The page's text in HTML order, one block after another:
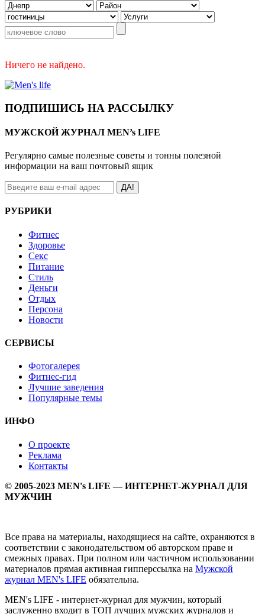
Ничего не найдено.
ПОДПИШИСЬ НА РАССЫЛКУ
МУЖСКОЙ ЖУРНАЛ MEN’s LIFE
Регулярно самые полезные советы и тонны полезной
информации на ваш почтовый ящик
ДА!
РУБРИКИ
Фитнес
Здоровье
Секс
Питание
Стиль
Деньги
Отдых
Персона
Новости
СЕРВИСЫ
Фотогалерея
Фитнес-гид
Лучшие заведения
Популярные темы
ИНФО
О проекте
Реклама
Контакты
© 2005-2023 MEN's LIFE — ИНТЕРНЕТ-ЖУРНАЛ ДЛЯ
МУЖЧИН
Все права на материалы, находящиеся на сайте, охраняются в
соответствии с законодательством об авторском праве и
смежных правах. При полном или частичном использовании
материалов прямая активная гипперссылка на Мужской
журнал MEN's LIFE обязательна.
MEN's LIFE - интернет-журнал для мужчин, который
заслуженно входит в ТОП лучших мужских журналов и